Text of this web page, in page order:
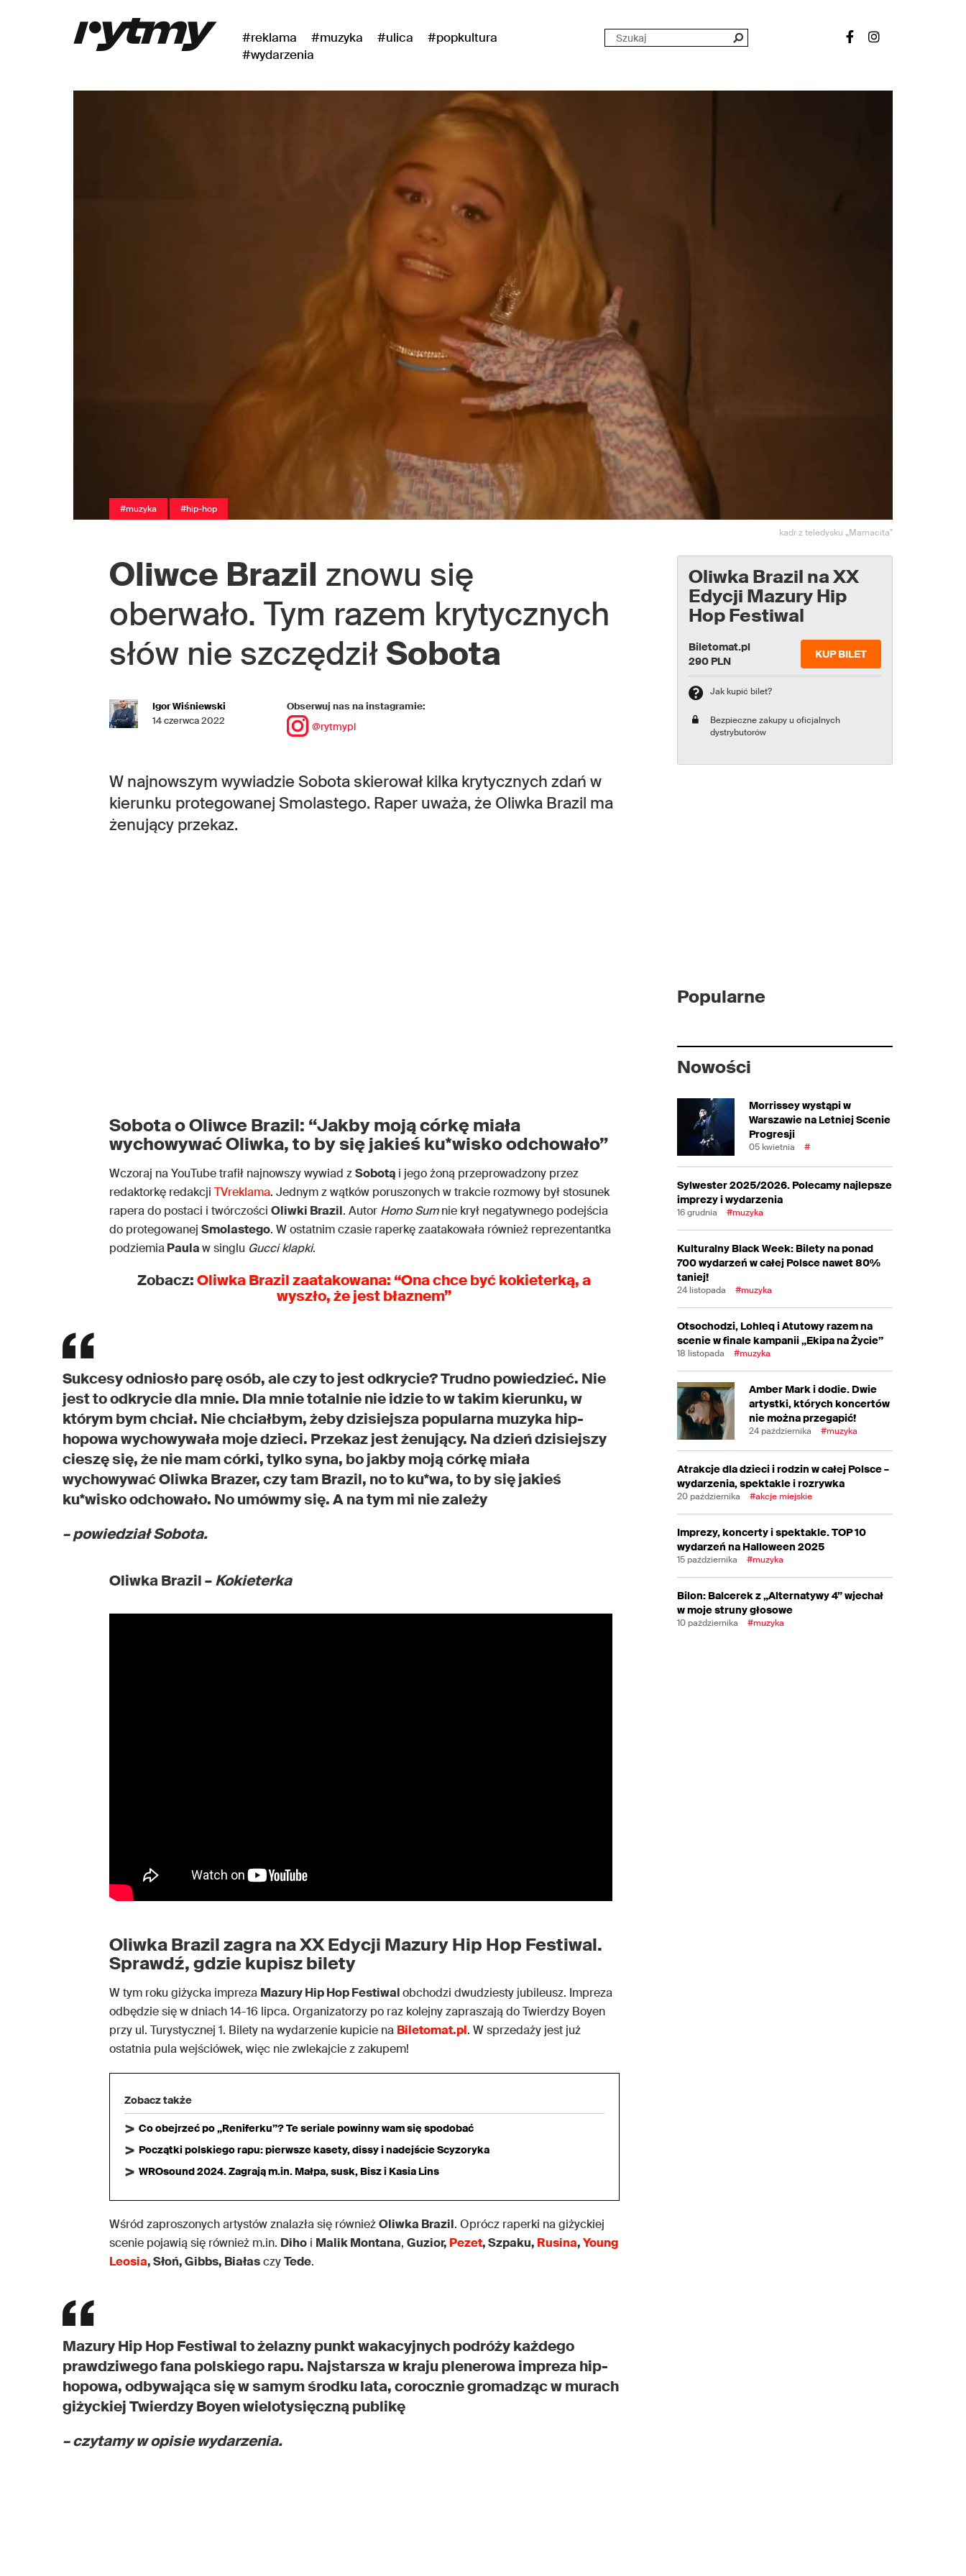
#reklama #muzyka #ulica
#popkultura
#wydarzenia
#muzyka #hip-hop
kadr z teledysku „Mamacita"
Oliwce Brazil znowu się
oberwało. Tym razem krytycznych
słów nie szczędziłSobota
Igor Wiśniewski
14 czerwca 2022
Obserwuj nas na instagramie:
@rytmypl
W najnowszym wywiadzie Sobota skierował kilka krytycznych zdań w
kierunku protegowanej Smolastego. Raper uważa, że Oliwka Brazil ma
żenujący przekaz.
Sobota o Oliwce Brazil: “Jakby moją córkę miała
wychowywać Oliwka, to by się jakieś ku*wisko odchowało”
Wczoraj na YouTube trafił najnowszy wywiad zSobotą i jego żoną przeprowadzony przez
redaktorkę redakcji TVreklama. Jednym z wątków poruszonych w trakcie rozmowy był stosunek
rapera do postaci i twórczości Oliwki Brazil. Autor Homo Sumnie krył negatywnego podejścia
do protegowanej Smolastego. W ostatnim czasie raperkę zaatakowała również reprezentantka
podziemiaPaulaw singlu Gucci klapki.
Zobacz:Oliwka Brazil zaatakowana: “Ona chce być kokieterką, a
wyszło, że jest błaznem”
Sukcesy odniosło parę osób, ale czy to jest odkrycie? Trudno powiedzieć. Nie
jest to odkrycie dla mnie. Dla mnie totalnie nie idzie to w takim kierunku, w
którym bym chciał. Nie chciałbym, żeby dzisiejsza popularna muzyka hip-
hopowa wychowywała moje dzieci. Przekaz jest żenujący. Na dzień dzisiejszy
cieszę się, że nie mam córki, tylko syna, bo jakby moją córkę miała
wychowywać Oliwka Brazer, czy tam Brazil, no to ku*wa, to by się jakieś
ku*wisko odchowało. No umówmy się. A na tym mi nie zależy
– powiedział Sobota.
Oliwka Brazil –Kokieterka
Oliwka Brazil zagra na XX Edycji Mazury Hip Hop Festiwal.
Sprawdź, gdzie kupisz bilety
W tym roku giżycka impreza Mazury Hip Hop Festiwalobchodzi dwudziesty jubileusz. Impreza
odbędzie się w dniach 14-16 lipca. Organizatorzy po raz kolejny zapraszają do Twierdzy Boyen
przy ul. Turystycznej 1. Bilety na wydarzenie kupicie na Biletomat.pl. W sprzedaży jest już
ostatnia pula wejściówek, więc nie zwlekajcie z zakupem!
Zobacz także
Co obejrzeć po „Reniferku”? Te seriale powinny wam się spodobać
Początki polskiego rapu: pierwsze kasety, dissy i nadejście Scyzoryka
WROsound 2024. Zagrają m.in. Małpa, susk, Bisz i Kasia Lins
Wśród zaproszonych artystów znalazła się równieżOliwka Brazil. Oprócz raperki na giżyckiej
scenie pojawią się również m.in. Diho i Malik Montana, Guzior, Pezet, Szpaku, Rusina,Young
Leosia, Słoń, Gibbs, BiałasczyTede.
Mazury Hip Hop Festiwal to żelazny punkt wakacyjnych podróży każdego
prawdziwego fana polskiego rapu. Najstarsza w kraju plenerowa impreza hip-
hopowa, odbywająca się w samym środku lata, corocznie gromadząc w murach
giżyckiej Twierdzy Boyen wielotysięczną publikę
– czytamy w opisie wydarzenia.
Oliwka Brazil na XX
Edycji Mazury Hip
Hop Festiwal
Biletomat.pl
290 PLN
KUP BILET
Jak kupić bilet?
Bezpieczne zakupy u oficjalnych
dystrybutorów
Popularne
Nowości
Morrissey wystąpi w
Warszawie na Letniej Scenie
Progresji
05 kwietnia #
Sylwester 2025/2026. Polecamy najlepsze
imprezy i wydarzenia
16 grudnia #muzyka
Kulturalny Black Week: Bilety na ponad
700 wydarzeń w całej Polsce nawet 80%
taniej!
24 listopada #muzyka
Otsochodzi, Lohleq i Atutowy razem na
scenie w finale kampanii „Ekipa na Życie”
18 listopada #muzyka
Amber Mark i dodie. Dwie
artystki, których koncertów
nie można przegapić!
24 października #muzyka
Atrakcje dla dzieci i rodzin w całej Polsce –
wydarzenia, spektakle i rozrywka
20 października #akcje miejskie
Imprezy, koncerty i spektakle. TOP 10
wydarzeń na Halloween 2025
15 października #muzyka
Bilon: Balcerek z „Alternatywy 4” wjechał
w moje struny głosowe
10 października #muzyka